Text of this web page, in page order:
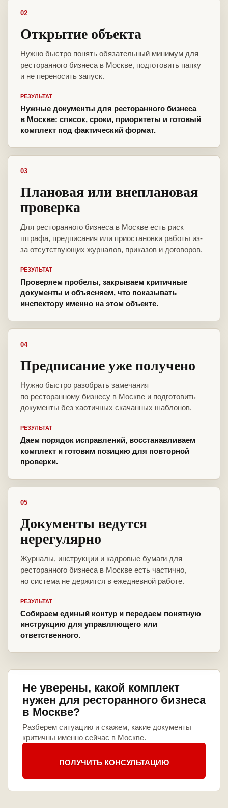
02
Открытие объекта
Нужно быстро понять обязательный минимум для
ресторанного бизнеса в Москве, подготовить папку
и не переносить запуск.
РЕЗУЛЬТАТ
Нужные документы для ресторанного бизнеса
в Москве: список, сроки, приоритеты и готовый
комплект под фактический формат.
03
Плановая или внеплановая
проверка
Для ресторанного бизнеса в Москве есть риск
штрафа, предписания или приостановки работы из-
за отсутствующих журналов, приказов и договоров.
РЕЗУЛЬТАТ
Проверяем пробелы, закрываем критичные
документы и объясняем, что показывать
инспектору именно на этом объекте.
04
Предписание уже получено
Нужно быстро разобрать замечания
по ресторанному бизнесу в Москве и подготовить
документы без хаотичных скачанных шаблонов.
РЕЗУЛЬТАТ
Даем порядок исправлений, восстанавливаем
комплект и готовим позицию для повторной
проверки.
05
Документы ведутся
нерегулярно
Журналы, инструкции и кадровые бумаги для
ресторанного бизнеса в Москве есть частично,
но система не держится в ежедневной работе.
РЕЗУЛЬТАТ
Собираем единый контур и передаем понятную
инструкцию для управляющего или
ответственного.
Не уверены, какой комплект
нужен для ресторанного бизнеса
в Москве?
Разберем ситуацию и скажем, какие документы
критичны именно сейчас в Москве.
ПОЛУЧИТЬ КОНСУЛЬТАЦИЮ